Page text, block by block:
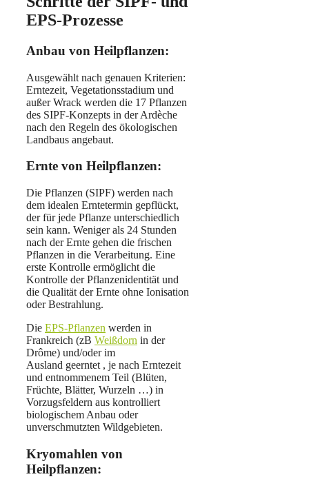
EPS-Prozesse
Anbau von Heilpflanzen:
Ausgewählt nach genauen Kriterien:
Erntezeit, Vegetationsstadium und
außer Wrack werden die 17 Pflanzen
des SIPF-Konzepts in der Ardèche
nach den Regeln des ökologischen
Landbaus angebaut.
Ernte von Heilpflanzen:
Die Pflanzen (SIPF) werden nach
dem idealen Erntetermin gepflückt,
der für jede Pflanze unterschiedlich
sein kann. Weniger als 24 Stunden
nach der Ernte gehen die frischen
Pflanzen in die Verarbeitung. Eine
erste Kontrolle ermöglicht die
Kontrolle der Pflanzenidentität und
die Qualität der Ernte ohne Ionisation
oder Bestrahlung.
Die EPS-Pflanzen werden in
Frankreich (zB Weißdorn in der
Drôme) und/oder im
Ausland geerntet , je nach Erntezeit
und entnommenem Teil (Blüten,
Früchte, Blätter, Wurzeln …) in
Vorzugsfeldern aus kontrolliert
biologischem Anbau oder
unverschmutzten Wildgebieten.
Kryomahlen von
Heilpflanzen: